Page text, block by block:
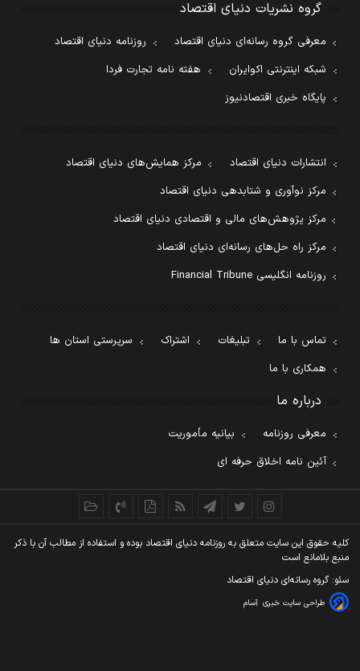
گروه نشریات دنیای اقتصاد
معرفی گروه رسانه‌ای دنیای اقتصاد
روزنامه دنیای اقتصاد
شبکه اینترنتی اکوایران
هفته نامه تجارت فردا
پایگاه خبری اقتصادنیوز
انتشارات دنیای اقتصاد
مرکز همایش‌های دنیای اقتصاد
مرکز نوآوری و شتابدهی دنیای اقتصاد
مرکز پژوهش‌های مالی و اقتصادی دنیای اقتصاد
مرکز راه حل‌های رسانه‌ای دنیای اقتصاد
روزنامه انگلیسی Financial Tribune
تماس با ما تبلیغات اشتراک
سرپرستی استان ها
همکاری با ما
درباره ما
معرفی روزنامه
بیانیه مأموریت
آئین نامه اخلاق حرفه ای
کليه حقوق اين سايت متعلق به روزنامه دنيای اقتصاد بوده و استفاده از مطالب آن با ذکر
منبع بلامانع است
سئو: گروه رسانه‌ای دنیای اقتصاد
طراحی سایت خبری آسام